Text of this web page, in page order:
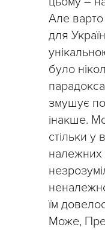
Але
для
було
змушує
інакше.
стільки у
належних
їм
Може,